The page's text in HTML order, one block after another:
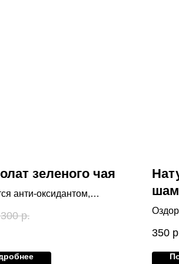
зеленого чая
анти-оксидантом,
и тонизирующим
микроциркуляцию
300 р.
для
350